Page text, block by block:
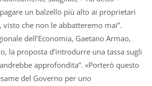
un balzello più alto ai proprietari
visto che non le abbatteremo mai”.
dell’Economia, Gaetano Armao,
la proposta d’introdurre una tassa sugli
approfondita”. «Porterò questo
del Governo per uno